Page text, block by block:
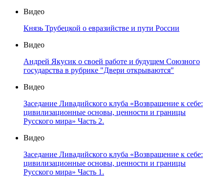
Видео
Князь Трубецкой о евразийстве и пути России
Видео
Андрей Якусик о своей работе и будущем Союзного
государства в рубрике "Двери открываются"
Видео
Заседание Ливадийского клуба «Возвращение к себе:
цивилизационные основы, ценности и границы
Русского мира» Часть 2.
Видео
Заседание Ливадийского клуба «Возвращение к себе:
цивилизационные основы, ценности и границы
Русского мира» Часть 1.